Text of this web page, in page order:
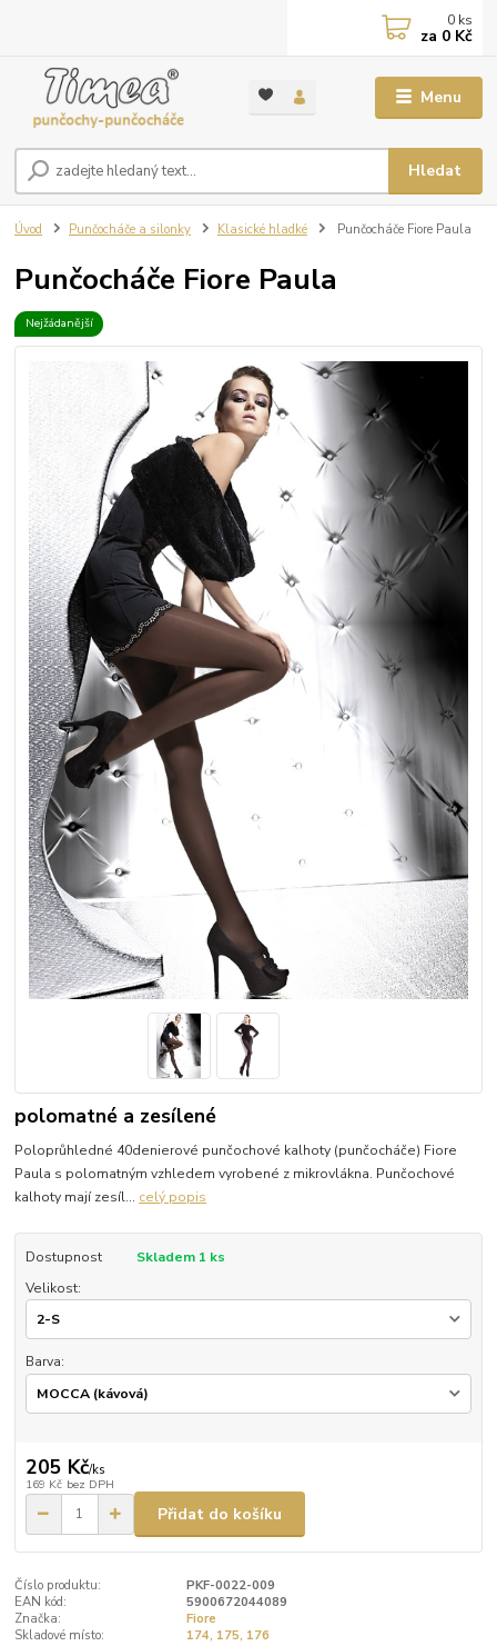
Menu
Hledat
0 ks
za 0 Kč
Úvod Punčocháče a silonky Klasické hladké Punčocháče Fiore Paula
Punčocháče Fiore Paula
Nejžádanější
polomatné a zesílené
Poloprůhledné 40denierové punčochové kalhoty (punčocháče) Fiore
Paula s polomatným vzhledem vyrobené z mikrovlákna. Punčochové
kalhoty mají zesíl... celý popis
Dostupnost
Skladem 1 ks
Velikost:
Barva:
205 Kč/ks
169 Kč bez DPH
Přidat do košíku
Číslo produktu:
PKF-0022-009
EAN kód:
5900672044089
Značka:
Fiore
Skladové místo:
174, 175, 176